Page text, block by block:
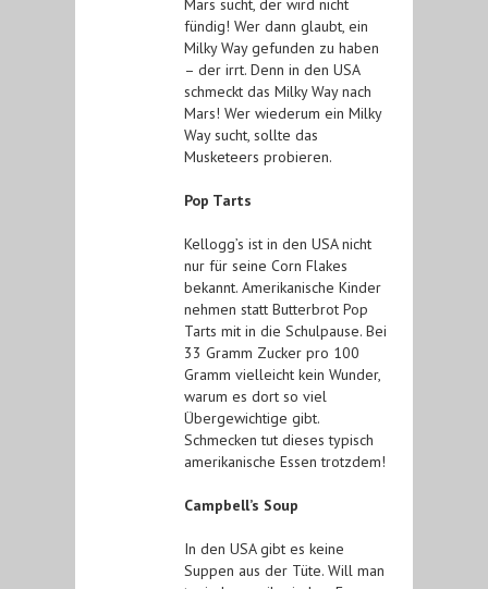
Mars sucht, der wird nicht
fündig! Wer dann glaubt, ein
Milky Way gefunden zu haben
– der irrt. Denn in den USA
schmeckt das Milky Way nach
Mars! Wer wiederum ein Milky
Way sucht, sollte das
Musketeers probieren.
Pop Tarts
Kellogg’s ist in den USA nicht
nur für seine Corn Flakes
bekannt. Amerikanische Kinder
nehmen statt Butterbrot Pop
Tarts mit in die Schulpause. Bei
33 Gramm Zucker pro 100
Gramm vielleicht kein Wunder,
warum es dort so viel
Übergewichtige gibt.
Schmecken tut dieses typisch
amerikanische Essen trotzdem!
Campbell’s Soup
In den USA gibt es keine
Suppen aus der Tüte. Will man